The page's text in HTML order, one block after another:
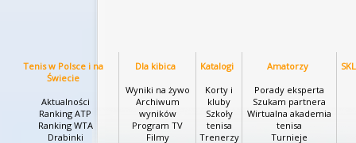
Tenis w Polsce i na
Świecie
Aktualności
Ranking ATP
Ranking WTA
Drabinki
Dla kibica
Wyniki na żywo
Archiwum
wyników
Program TV
Filmy
Katalogi
Korty i
kluby
Szkoły
tenisa
Trenerzy
Amatorzy
Porady eksperta
Szukam partnera
Wirtualna akademia
tenisa
Turnieje